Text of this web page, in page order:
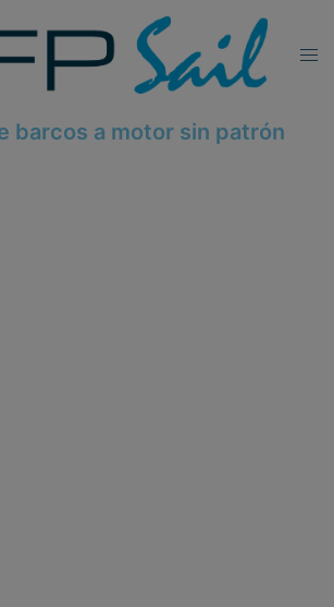
barcos a motor sin patrón